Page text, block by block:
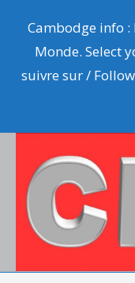
content
Cambodge info
Monde. Select
suivre sur /